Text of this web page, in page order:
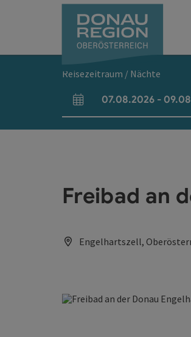
Reisezeitraum / Nächte
An- und Abreisefelder
07.08.2026 -
Freibad an
Engelhartszell,